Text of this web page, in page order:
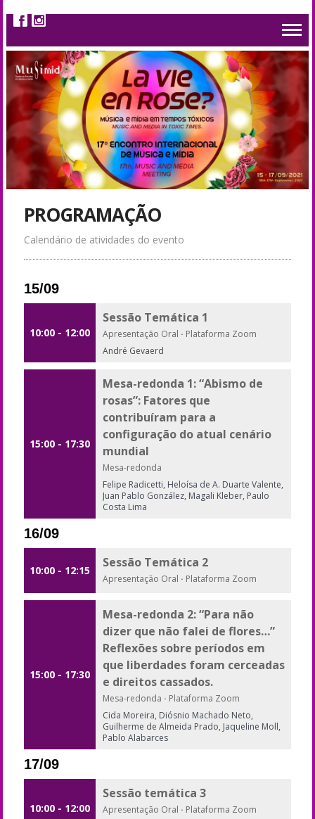
PROGRAMAÇÃO
Calendário de atividades do evento
15/09
10:00 - 12:00
Sessão Temática 1
Apresentação Oral · Plataforma Zoom
André Gevaerd
15:00 - 17:30
Mesa-redonda 1: “Abismo de
rosas”: Fatores que
contribuíram para a
configuração do atual cenário
mundial
Mesa-redonda
Felipe Radicetti, Heloísa de A. Duarte Valente,
Juan Pablo González, Magali Kleber, Paulo
Costa Lima
16/09
10:00 - 12:15
Sessão Temática 2
Apresentação Oral · Plataforma Zoom
15:00 - 17:30
Mesa-redonda 2: “Para não
dizer que não falei de flores…”
Reflexões sobre períodos em
que liberdades foram cerceadas
e direitos cassados.
Mesa-redonda · Plataforma Zoom
Cida Moreira, Diósnio Machado Neto,
Guilherme de Almeida Prado, Jaqueline Moll,
Pablo Alabarces
17/09
10:00 - 12:00
Sessão temática 3
Apresentação Oral · Plataforma Zoom